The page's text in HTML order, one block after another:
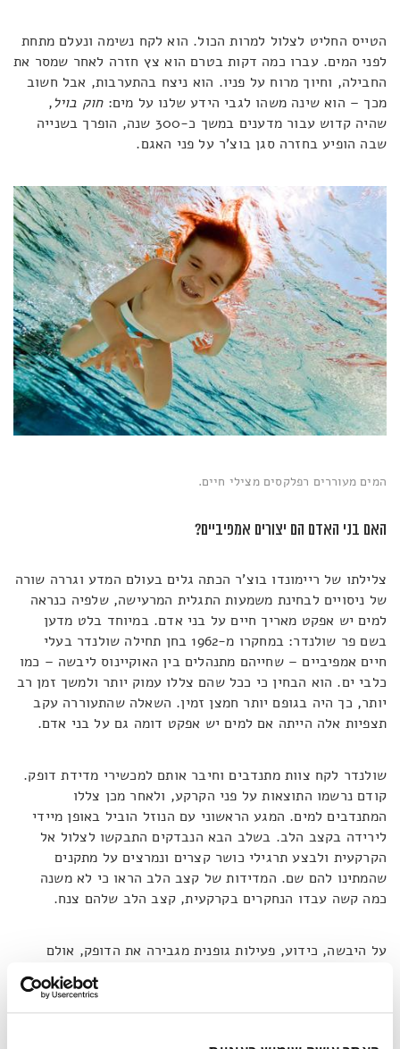
הטייס החליט לצלול למרות הכול. הוא לקח נשימה ונעלם מתחת
לפני המים. עברו כמה דקות בטרם הוא צץ חזרה לאחר שמסר את
החבילה, וחיוך מרוח על פניו. הוא ניצח בהתערבות, אבל חשוב
מכך – הוא שינה משהו לגבי הידע שלנו על מים:חוק בויל,
שהיה קדוש עבור מדענים במשך כ-300 שנה, הופרך בשנייה
שבה הופיע בחזרה סגן בוצ'ר על פני האגם.
המים מעוררים רפלקסים מצילי חיים.
האם בני האדם הם יצורים אמפיביים?
צלילתו של ריימונדו בוצ'ר הכתה גלים בעולם המדע וגררה שורה
של ניסויים לבחינת משמעות התגלית המרעישה, שלפיה כנראה
למים יש אפקט מאריך חיים על בני אדם. במיוחד בלט מדען
בשם פר שולנדר: במחקרו מ-1962 בחן תחילה שולנדר בעלי
חיים אמפיביים – שחייהם מתנהלים בין האוקיינוס ליבשה – כמו
כלבי ים. הוא הבחין כי ככל שהם צללו עמוק יותר ולמשך זמן רב
יותר, כך היה בגופם יותר חמצן זמין. השאלה שהתעוררה עקב
תצפיות אלה הייתה אם למים יש אפקט דומה גם על בני אדם.
שולנדר לקח צוות מתנדבים וחיבר אותם למכשירי מדידת דופק.
קודם נרשמו התוצאות על פני הקרקע, ולאחר מכן צללו
המתנדבים למים. המגע הראשוני עם הנוזל הוביל באופן מיידי
לירידה בקצב הלב. בשלב הבא הנבדקים התבקשו לצלול אל
הקרקעית ולבצע תרגילי כושר קצרים ונמרצים על מתקנים
שהמתינו להם שם. המדידות של קצב הלב הראו כי לא משנה
כמה קשה עבדו הנחקרים בקרקעית, קצב הלב שלהם צנח.
על היבשה, כידוע, פעילות גופנית מגבירה את הדופק, אולם
מתחת למים לא הייתה לה השפעה דומה. קצב הלב המואט
משמעותו שהנבדקים השתמשו בפחות חמצן, מה שאפשר להם
לשרוד זמן רב יותר מתחת למים.